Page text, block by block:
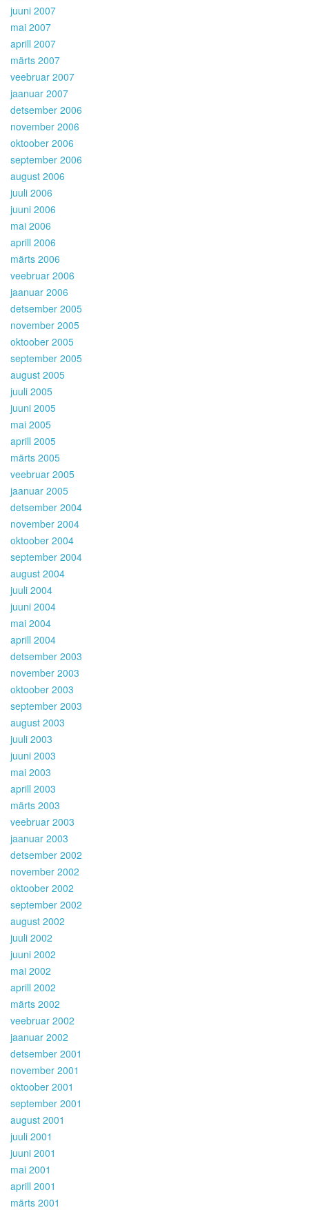
juuni 2007
mai 2007
aprill 2007
märts 2007
veebruar 2007
jaanuar 2007
detsember 2006
november 2006
oktoober 2006
september 2006
august 2006
juuli 2006
juuni 2006
mai 2006
aprill 2006
märts 2006
veebruar 2006
jaanuar 2006
detsember 2005
november 2005
oktoober 2005
september 2005
august 2005
juuli 2005
juuni 2005
mai 2005
aprill 2005
märts 2005
veebruar 2005
jaanuar 2005
detsember 2004
november 2004
oktoober 2004
september 2004
august 2004
juuli 2004
juuni 2004
mai 2004
aprill 2004
detsember 2003
november 2003
oktoober 2003
september 2003
august 2003
juuli 2003
juuni 2003
mai 2003
aprill 2003
märts 2003
veebruar 2003
jaanuar 2003
detsember 2002
november 2002
oktoober 2002
september 2002
august 2002
juuli 2002
juuni 2002
mai 2002
aprill 2002
märts 2002
veebruar 2002
jaanuar 2002
detsember 2001
november 2001
oktoober 2001
september 2001
august 2001
juuli 2001
juuni 2001
mai 2001
aprill 2001
märts 2001